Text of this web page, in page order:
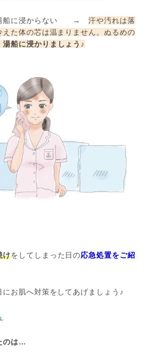
湯船に浸からない →汗や汚れは落
えた体の芯は温まりません。ぬるめの
湯船に浸かりましょう ♪
けをしてしまった日の応急処置をご紹
にお肌へ対策をしてあげましょう♪
のは…